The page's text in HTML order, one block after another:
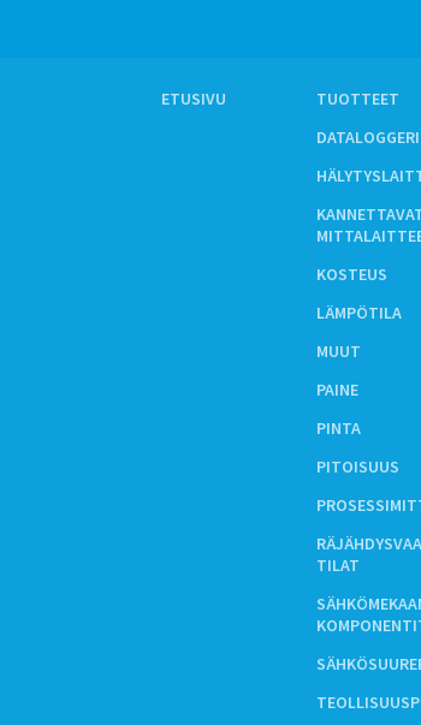
ETUSIVU
TUOTTEET
KOSTEUS
LÄMPÖTILA
MUUT
PAINE
PINTA
PITOISUUS
TILAT